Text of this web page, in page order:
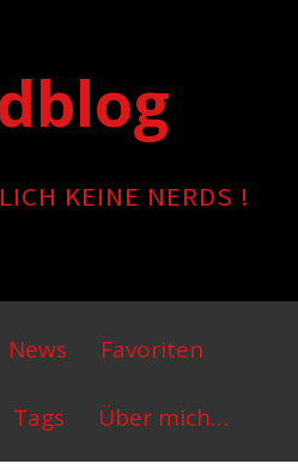
KEINE NERDS !
News Favoriten
Tags Über mich…